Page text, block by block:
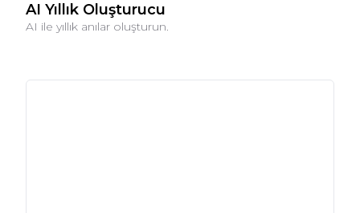
AI Yıllık Oluşturucu
AI ile yıllık anılar oluşturun.